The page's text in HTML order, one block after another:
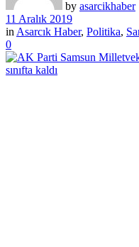
by asarcikhaber
11 Aralık 2019
in Asarcık Haber, Politika,
0